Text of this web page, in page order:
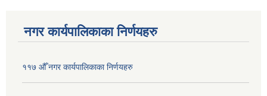
नगर कार्यपालिकाका निर्णयहरु
११७ औँ नगर कार्यपालिकाका निर्णयहरु